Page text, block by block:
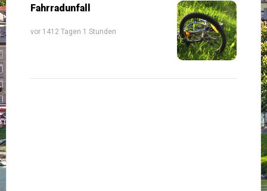
Fahrradunfall
vor 1412 Tagen 1 Stunden